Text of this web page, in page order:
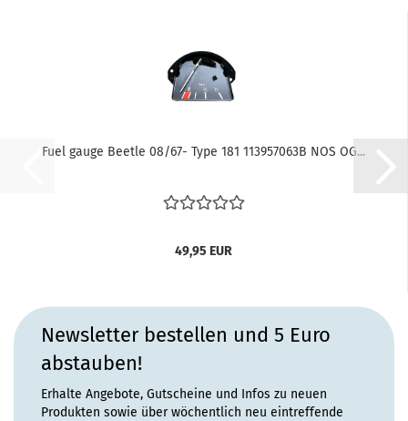
Fuel gauge Beetle 08/67- Type 181 113957063B NOS OG...
49,95 EUR
Newsletter bestellen und 5 Euro
abstauben!
Erhalte Angebote, Gutscheine und Infos zu neuen
Produkten sowie über wöchentlich neu eintreffende